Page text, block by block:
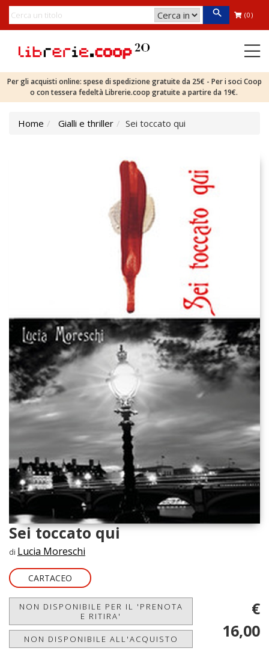
(0)
Per gli acquisti online: spese di spedizione gratuite da 25€ - Per i soci Coop
o con tessera fedeltà Librerie.coop gratuite a partire da 19€.
Home Gialli e thriller Sei toccato qui
Sei toccato qui
di Lucia Moreschi
CARTACEO
NON DISPONIBILE PER IL 'PRENOTA
E RITIRA'
NON DISPONIBILE ALL'ACQUISTO
€
16,00